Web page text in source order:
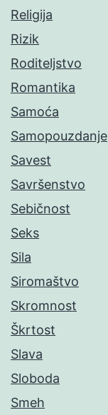
Religija
Rizik
Roditeljstvo
Romantika
Samoća
Samopouzdanje
Savest
Savršenstvo
Sebičnost
Seks
Sila
Siromaštvo
Skromnost
Škrtost
Slava
Sloboda
Smeh